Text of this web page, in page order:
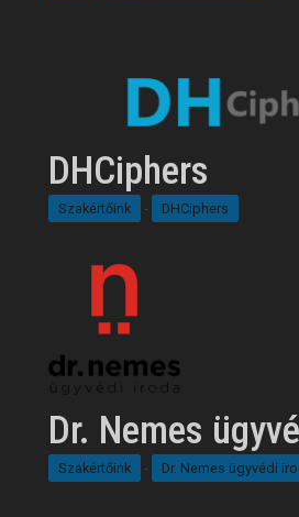
DHCiphers
Szakértőink - DHCiphers
Dr. Nemes
Szakértőink - Dr. Nemes ügyvédi